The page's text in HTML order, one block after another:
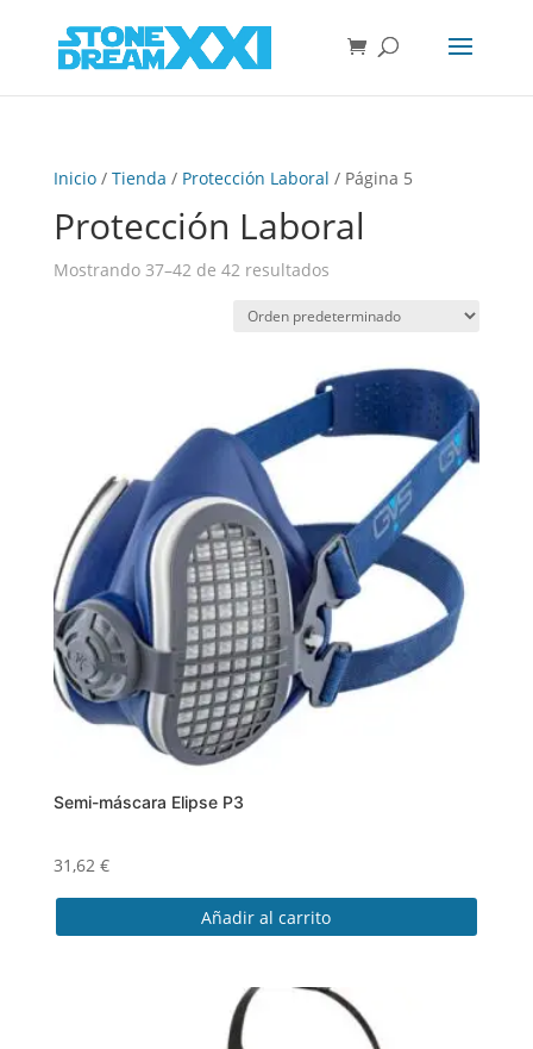
Inicio/ Tienda / Protección Laboral / Página 5
Protección Laboral
Mostrando 37–42 de 42 resultados
Semi-máscara Elipse P3
31,62 €
Añadir al carrito